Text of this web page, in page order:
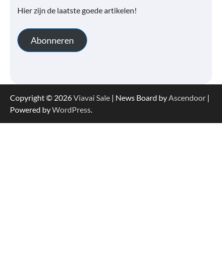
Hier zijn de laatste goede artikelen!
Abonneren
Copyright © 2026Viavai Sale | News Board byAscendoor |
Powered byWordPress.